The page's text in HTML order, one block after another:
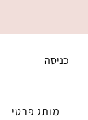
כניסה
מותג פרטי